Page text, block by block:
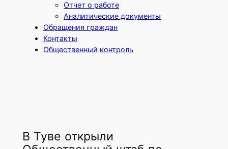
Отчет о работе
Аналитические документы
Обращения граждан
Контакты
Общественный контроль
В Туве открыли